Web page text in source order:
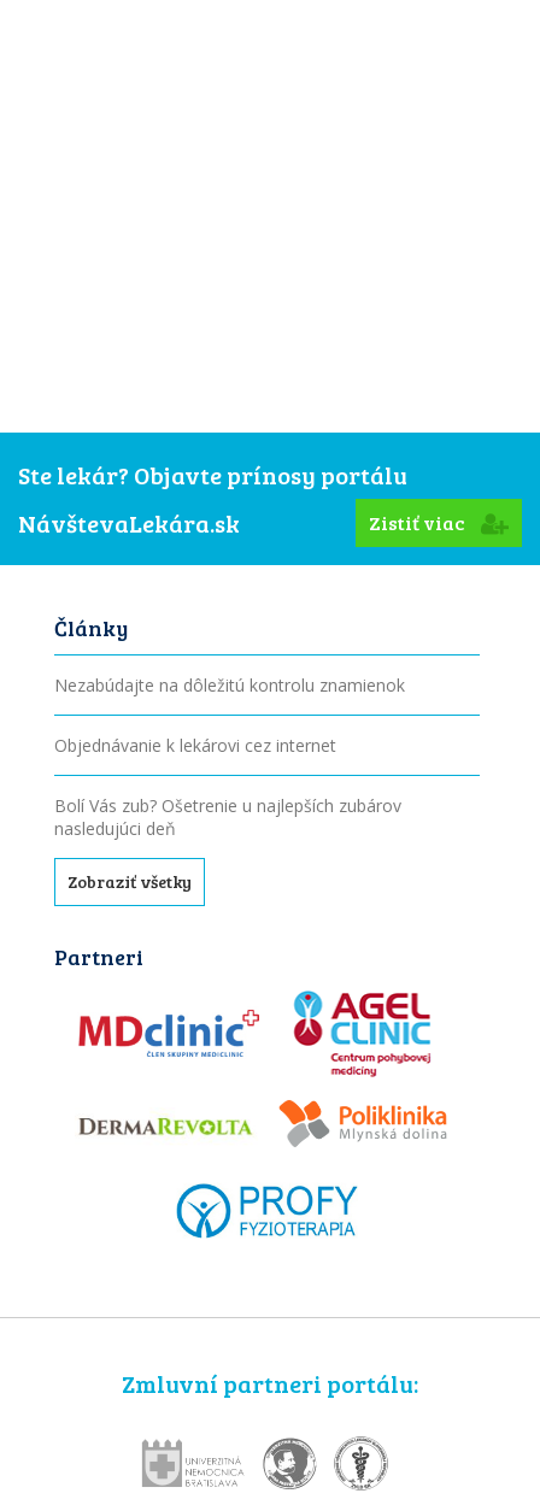
Ste lekár? Objavte prínosy portálu
NávštevaLekára.sk
Zistiť viac
Články
Nezabúdajte na dôležitú kontrolu znamienok
Objednávanie k lekárovi cez internet
Bolí Vás zub? Ošetrenie u najlepších zubárov
nasledujúci deň
Zobraziť všetky
Partneri
Zmluvní partneri portálu: